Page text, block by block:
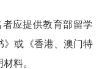
者应提供教育部留学
》或《香港、澳门特
料。